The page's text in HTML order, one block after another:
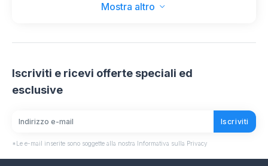
Mostra altro
Iscriviti e ricevi offerte speciali ed
esclusive
Iscriviti
*Le e-mail inserite sono soggette alla nostra Informativa sulla Privacy